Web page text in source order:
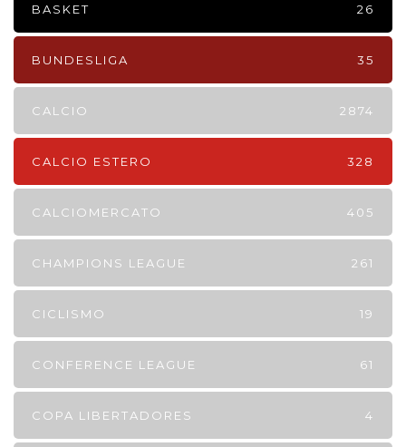
BASKET 26
BUNDESLIGA 35
CALCIO 2874
CALCIO ESTERO 328
CALCIOMERCATO 405
CHAMPIONS LEAGUE 261
CICLISMO 19
CONFERENCE LEAGUE 61
COPA LIBERTADORES 4